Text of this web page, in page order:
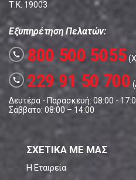
Τ.Κ. 19003
Εξυπηρέτηση Πελατών:
call 800 500 5055
call 229 91 50 700
Δευτέρα - Παρασκευή: 08:00 -
Σάββατο: 08:00 – 14:00
ΣΧΕΤΙΚΑ ΜΕ ΜΑΣ
Η Εταιρεία